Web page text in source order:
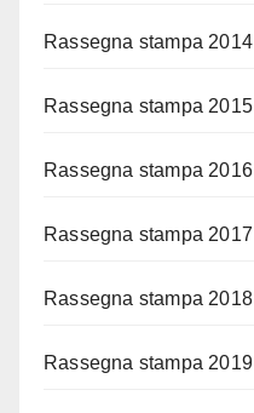
Rassegna stampa 2014
Rassegna stampa 2015
Rassegna stampa 2016
Rassegna stampa 2017
Rassegna stampa 2018
Rassegna stampa 2019